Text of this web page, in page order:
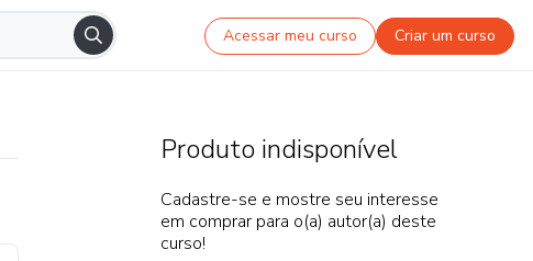
Acessar meu curso Criar um curso
Produto indisponível
Cadastre-se e mostre seu interesse
em comprar para o(a) autor(a) deste
curso!